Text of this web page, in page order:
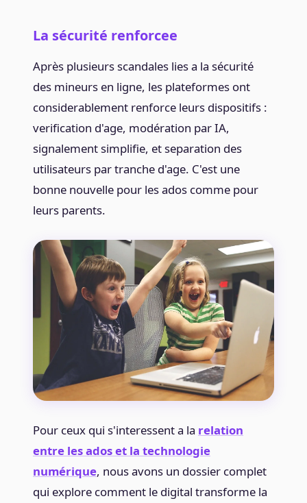
La sécurité renforcee
Après plusieurs scandales lies a la sécurité
des mineurs en ligne, les plateformes ont
considerablement renforce leurs dispositifs :
verification d'age, modération par IA,
signalement simplifie, et separation des
utilisateurs par tranche d'age. C'est une
bonne nouvelle pour les ados comme pour
leurs parents.
Pour ceux qui s'interessent a la relation
entre les ados et la technologie
numérique, nous avons un dossier complet
qui explore comment le digital transforme la